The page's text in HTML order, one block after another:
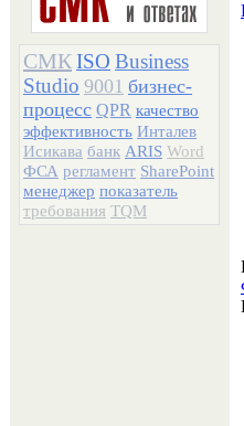
СМКISO Business
Studio 9001 бизнес-
процесс QPR качество
эффективность Инталев
Исикава банк ARIS Word
ФСА регламент SharePoint
менеджер показатель
требования TQM